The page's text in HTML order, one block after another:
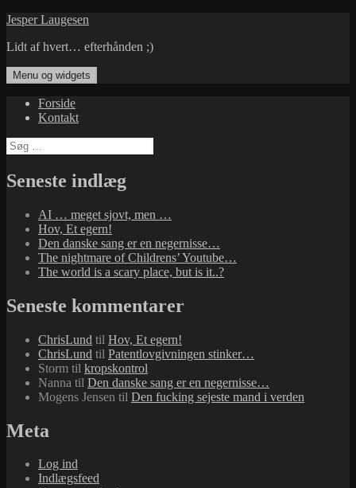
Hop
indhold
Jesper Laugesen
Lidt af hvert… efterhånden ;)
Menu og widgets
Forside
Kontakt
Søg
efter:
Seneste indlæg
AI … meget sjovt, men …
Hov, Et egern!
Den danske sang er en negernisse…
The nightmare of Childrens’ Youtube…
The world is a scary place, but is it..?
Seneste kommentarer
ChrisLund til Hov, Et egern!
ChrisLund til Patentlovgivningen stinker…
Storm til kropskontrol
Nanna til Den danske sang er en negernisse…
Mogens Jensen til Den fucking sejeste mand i verden
Meta
Log ind
Indlægsfeed